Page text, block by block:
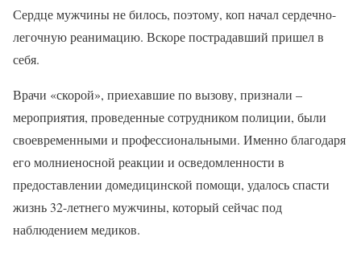
Сердце мужчины не билось, поэтому, коп начал сердечно-
легочную реанимацию. Вскоре пострадавший пришел в
себя.
Врачи «скорой», приехавшие по вызову, признали –
мероприятия, проведенные сотрудником полиции, были
своевременными и профессиональными. Именно благодаря
его молниеносной реакции и осведомленности в
предоставлении домедицинской помощи, удалось спасти
жизнь 32-летнего мужчины, который сейчас под
наблюдением медиков.